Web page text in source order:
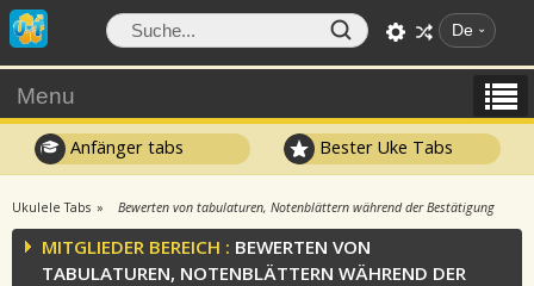
De
Menu
Anfänger tabs Bester Uke Tabs
Ukulele Tabs Bewerten von tabulaturen, Notenblättern während der Bestätigung
MITGLIEDER BEREICH : BEWERTEN VON
TABULATUREN, NOTENBLÄTTERN WÄHREND DER